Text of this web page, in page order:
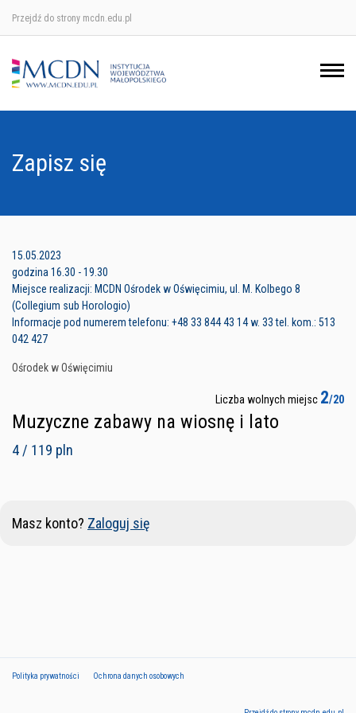
Przejdź do strony mcdn.edu.pl
Zapisz się
15.05.2023
godzina 16.30 - 19.30
Miejsce realizacji: MCDN Ośrodek w Oświęcimiu, ul. M. Kolbego 8
(Collegium sub Horologio)
Informacje pod numerem telefonu: +48 33 844 43 14 w. 33 tel. kom.: 513
042 427
Ośrodek w Oświęcimiu
Liczba wolnych miejsc 2/20
Muzyczne zabawy na wiosnę i lato
4 / 119 pln
Masz konto? Zaloguj się
Polityka prywatności Ochrona danych osobowych
Ośrodek w Krakowie
Ośrodek w Nowym Sączu
Ośrodek w Tarnowie